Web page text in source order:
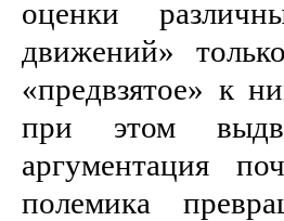
оценки
движений»
«предвзятое» к
при этом
аргументация
полемика